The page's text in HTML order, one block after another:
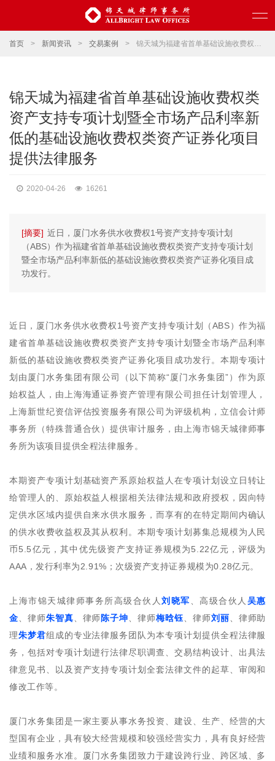
首页 > 新闻资讯 > 交易案例 > 锦天城为福建省首单基础设施收费权类资产支持专项计划暨全市场产品利率新低的基础设施收费权类资产证券化项目提供法律服务
锦天城为福建省首单基础设施收费权类
资产支持专项计划暨全市场产品利率新
低的基础设施收费权类资产证券化项目
提供法律服务
2020-04-26 16261
[摘要] 近日，厦门水务供水收费权1号资产支持专项计划
（ABS）作为福建省首单基础设施收费权类资产支持专项计划
暨全市场产品利率新低的基础设施收费权类资产证券化项目成
功发行。
近日，厦门水务供水收费权1号资产支持专项计划（ABS）作为福
建省首单基础设施收费权类资产支持专项计划暨全市场产品利率
新低的基础设施收费权类资产证券化项目成功发行。本期专项计
划由厦门水务集团有限公司（以下简称“厦门水务集团”）作为原
始权益人，由上海海通证券资产管理有限公司担任计划管理人，
上海新世纪资信评估投资服务有限公司为评级机构，立信会计师
事务所（特殊普通合伙）提供审计服务，由上海市锦天城律师事
务所为该项目提供全程法律服务。
本期资产专项计划基础资产系原始权益人在专项计划设立日转让
给管理人的、原始权益人根据相关法律法规和政府授权，因向特
定供水区域内提供自来水供水服务，而享有的在特定期间内确认
的供水收费收益权及其从权利。本期专项计划募集总规模为人民
币5.5亿元，其中优先级资产支持证券规模为5.22亿元，评级为
AAA，发行利率为2.91%；次级资产支持证券规模为0.28亿元。
上海市锦天城律师事务所高级合伙人刘晓军 、高级合伙人 吴惠
金 、律师朱智真 、律师陈子坤 、律师梅晗钰 、律师刘丽 、律师助
理朱梦君组成的专业法律服务团队为本专项计划提供全程法律服
务，包括对专项计划进行法律尽职调查、交易结构设计、出具法
律意见书、以及资产支持专项计划全套法律文件的起草、审阅和
修改工作等。
厦门水务集团是一家主要从事水务投资、建设、生产、经营的大
型国有企业，具有较大经营规模和较强经营实力，具有良好经营
业绩和服务水准。厦门水务集团致力于建设跨行业、跨区域、多